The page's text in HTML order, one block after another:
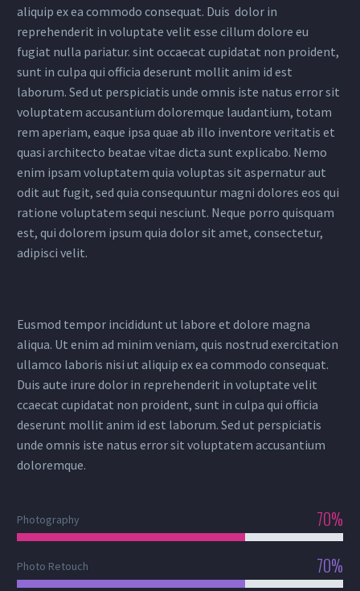
aliquip ex ea commodo consequat. Duis dolor in
reprehenderit in voluptate velit esse cillum dolore eu
fugiat nulla pariatur. sint occaecat cupidatat non proident,
sunt in culpa qui officia deserunt mollit anim id est
laborum. Sed ut perspiciatis unde omnis iste natus error sit
voluptatem accusantium doloremque laudantium, totam
rem aperiam, eaque ipsa quae ab illo inventore veritatis et
quasi architecto beatae vitae dicta sunt explicabo. Nemo
enim ipsam voluptatem quia voluptas sit aspernatur aut
odit aut fugit, sed quia consequuntur magni dolores eos qui
ratione voluptatem sequi nesciunt. Neque porro quisquam
est, qui dolorem ipsum quia dolor sit amet, consectetur,
adipisci velit.
Eusmod tempor incididunt ut labore et dolore magna
aliqua. Ut enim ad minim veniam, quis nostrud exercitation
ullamco laboris nisi ut aliquip ex ea commodo consequat.
Duis aute irure dolor in reprehenderit in voluptate velit
ccaecat cupidatat non proident, sunt in culpa qui officia
deserunt mollit anim id est laborum. Sed ut perspiciatis
unde omnis iste natus error sit voluptatem accusantium
doloremque.
Photography 70%
Photo Retouch 70%